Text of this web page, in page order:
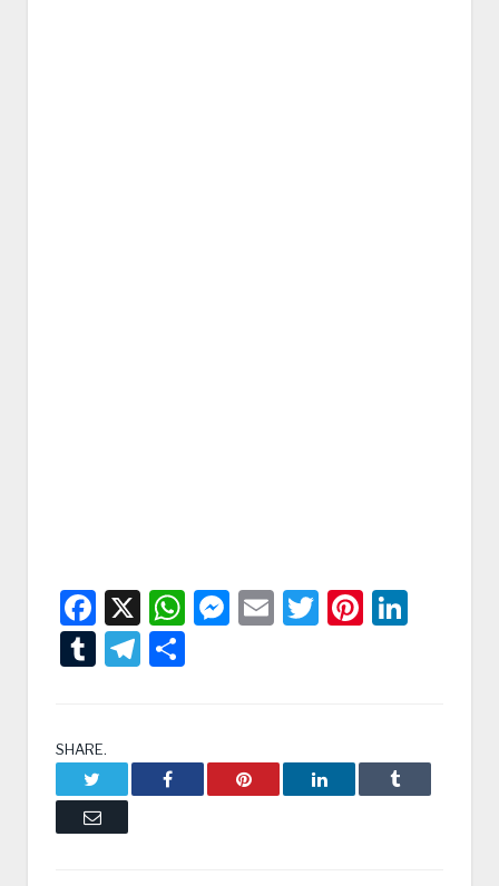
Facebook
X WhatsApp
Messenger
EmailTwitter
TumblrTelegram
SHARE.
Facebook Pinterest LinkedIn Tumblr
Email